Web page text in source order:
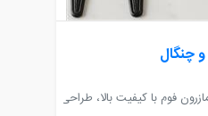
مناسب رستوران‌ ...
چنگال
فوم با کیفیت بالا، طراحی ارگونومیک